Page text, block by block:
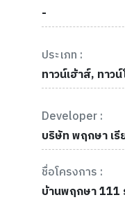
-
ประเภท :
ทาวน์เฮ้าส์, ทาว
Developer :
บริษัท พฤกษา เรี
ชื่อโครงการ :
บ้านพฤกษา 111